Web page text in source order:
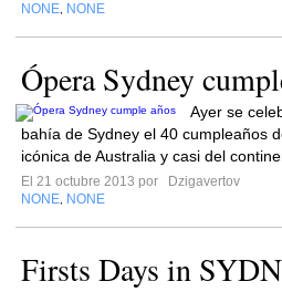
NONE NONE
Ópera Sydney
Ayer se
bahía de Sydney el 40 cumpleaños
icónica de Australia y casi del
El 21 octubre 2013 por
Dzigavertov
NONE NONE
Firsts Days in